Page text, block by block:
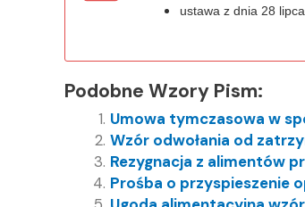
ustawa z dnia 28
Podobne Wzory Pism:
Umowa tymczasowa w
Wzór odwołania od
Rezygnacja z alimentów
Prośba o przyspieszenie